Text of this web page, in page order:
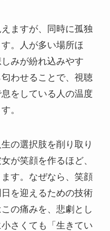
ますが、同時に孤独
。人が多い場所ほ
みが紛れ込みやす
わせることで、視聴
をしている人の温度
。
の選択肢を削り取り
が笑顔を作るほど、
す。なぜなら、笑顔
を迎えるための技術
の痛みを、悲劇とし
さくても「生きてい